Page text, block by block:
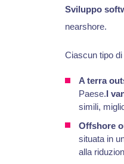
Sviluppo
nearshore.
Ciascun tipo
A terra
Paese.I
simili,
Offshore
situata in
alla